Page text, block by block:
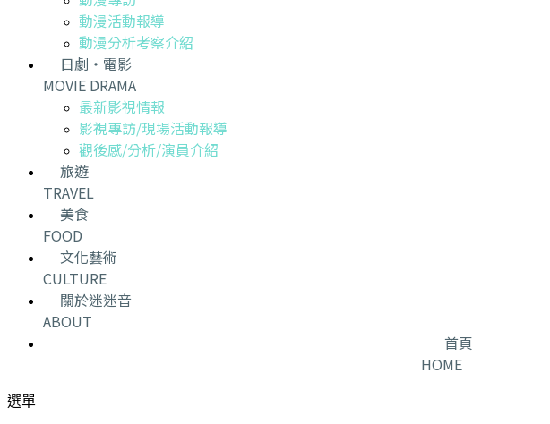
動漫活動報導
動漫分析考察介紹
日劇・電影
MOVIE DRAMA
最新影視情報
影視專訪/現場活動報導
觀後感/分析/演員介紹
旅遊
TRAVEL
美食
FOOD
文化藝術
CULTURE
關於迷迷音
ABOUT
首頁
HOME
選單